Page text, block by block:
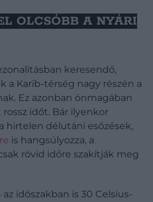
OLCSÓBB A NYÁRI
keresendő,
a Karib-térség nagy részén a
Ez azonban önmagában
időt. Bár ilyenkor
hirtelen délutáni esőzések,
is hangsúlyozza, a
rövid időre szakítják meg
időszakban is 30 Celsius-